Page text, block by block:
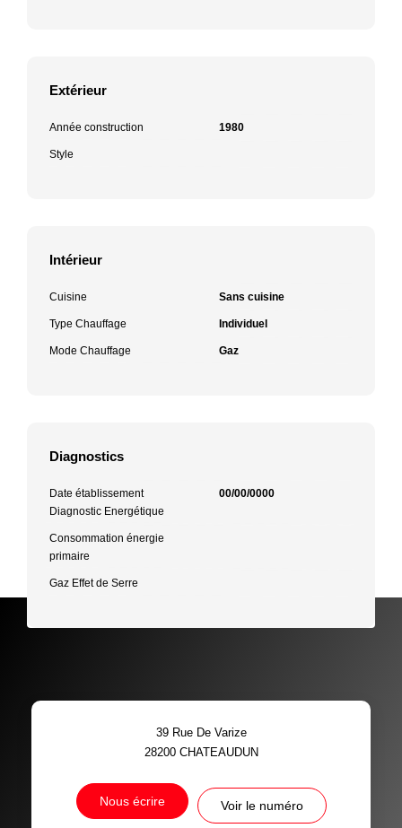
Extérieur
Année construction 1980
Style
Intérieur
Cuisine Sans cuisine
Type Chauffage Individuel
Mode Chauffage Gaz
Diagnostics
Date établissement
Diagnostic Energétique
00/00/0000
Consommation énergie
primaire
Gaz Effet de Serre
39 Rue De Varize
28200 CHATEAUDUN
Nous écrire Voir le numéro